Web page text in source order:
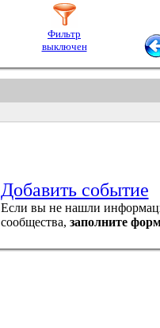
Фильтр
выключен
Добавить событие
Если вы не нашли
сообщества, заполните